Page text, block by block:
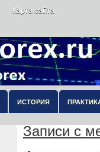
Карта сайта
ИСТОРИЯ
Записи с